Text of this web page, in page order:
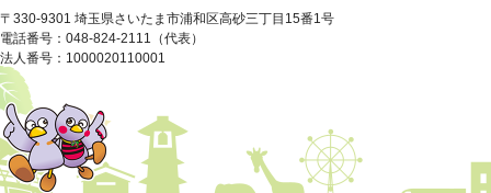
〒330-9301 埼玉県さいたま市浦和区高砂三丁目15番1号
電話番号：048-824-2111（代表）
法人番号：1000020110001